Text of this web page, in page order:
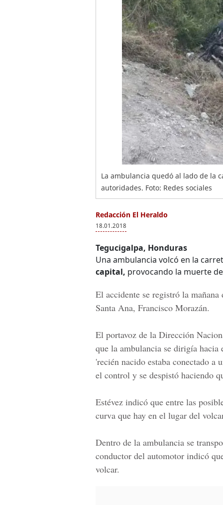
La ambulancia quedó al lado de la
autoridades. Foto: Redes sociales
Redacción El Heraldo
18.01.2018
Tegucigalpa, Honduras
Una ambulancia volcó en la
capital, provocando la muerte
El accidente se registró la mañana
Santa Ana, Francisco Morazán.
El portavoz de la Dirección
que la ambulancia se dirigía
'recién nacido estaba conectado a
el control y se despistó haciendo
Estévez indicó que entre las
curva que hay en el lugar del
Dentro de la ambulancia se
conductor del automotor indicó
volcar.